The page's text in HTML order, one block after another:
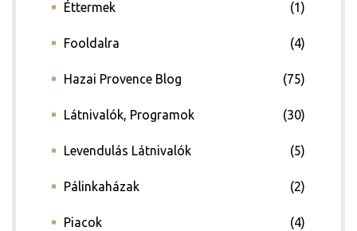
Éttermek (1)
Fooldalra (4)
Hazai Provence Blog (75)
Látnivalók, Programok (30)
Levendulás Látnivalók (5)
Pálinkaházak (2)
Piacok (4)